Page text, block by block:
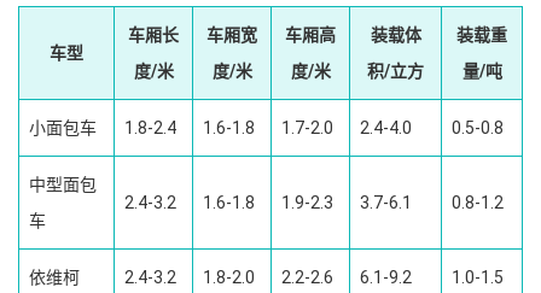
车型
车厢长
度/米
车厢宽
度/米
车厢高
度/米
装载体
积/立方
装载重
量/吨
小面包车 1.8-2.4 1.6-1.8 1.7-2.0 2.4-4.0 0.5-0.8
中型面包
车
2.4-3.2 1.6-1.8 1.9-2.3 3.7-6.1 0.8-1.2
依维柯 2.4-3.2 1.8-2.0 2.2-2.6 6.1-9.2 1.0-1.5